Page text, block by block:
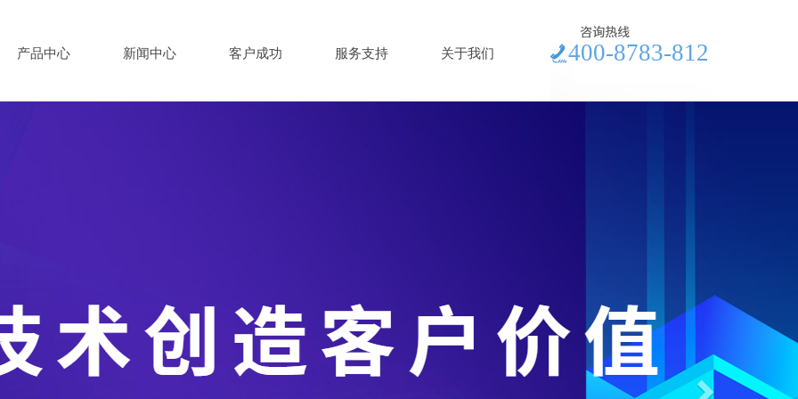
产品中心 新闻中心 客户成功 服务支持 关于我们 400-8783-812